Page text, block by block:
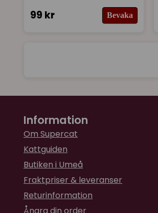
99 kr Bevaka
Information
Om Supercat
Kattguiden
Butiken i Umeå
Fraktpriser & leveranser
Returinformation